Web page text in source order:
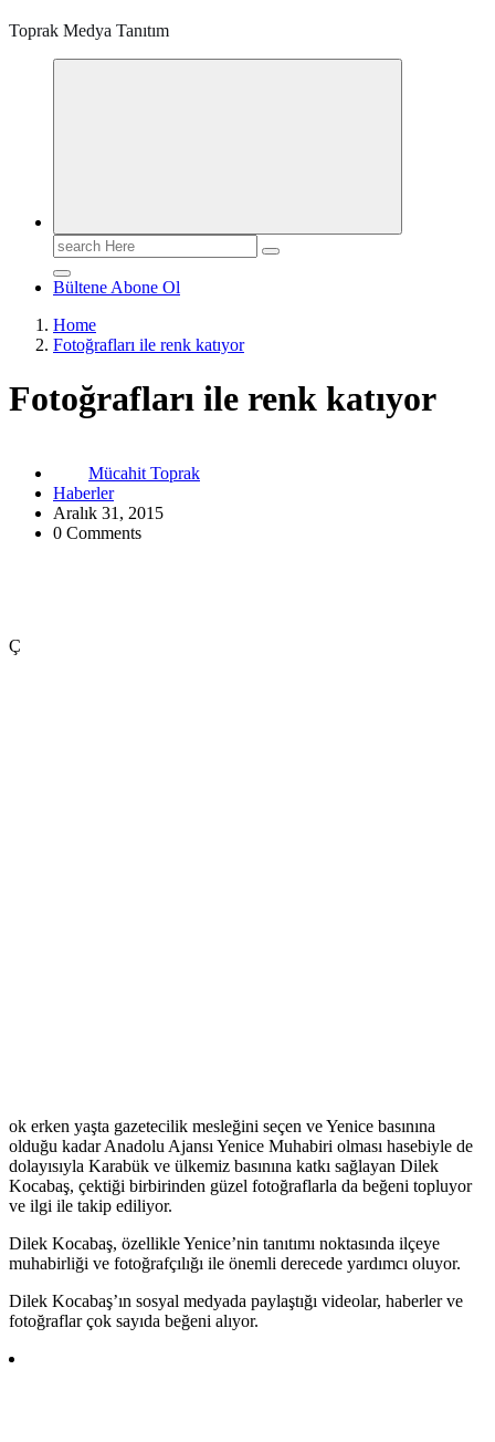
Toprak Medya Tanıtım
Search
for:
Bültene Abone Ol
Home
Fotoğrafları ile renk katıyor
Fotoğrafları ile renk katıyor
Mücahit Toprak
Haberler
Aralık 31, 2015
0 Comments
Ç
ok erken yaşta gazetecilik mesleğini seçen ve Yenice basınına
olduğu kadar Anadolu Ajansı Yenice Muhabiri olması hasebiyle de
dolayısıyla Karabük ve ülkemiz basınına katkı sağlayan Dilek
Kocabaş, çektiği birbirinden güzel fotoğraflarla da beğeni topluyor
ve ilgi ile takip ediliyor.
Dilek Kocabaş, özellikle Yenice’nin tanıtımı noktasında ilçeye
muhabirliği ve fotoğrafçılığı ile önemli derecede yardımcı oluyor.
Dilek Kocabaş’ın sosyal medyada paylaştığı videolar, haberler ve
fotoğraflar çok sayıda beğeni alıyor.